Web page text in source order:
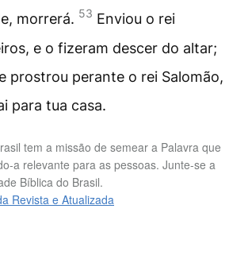
morrerá. 53 Enviou o rei
e o fizeram descer do altar;
prostrou perante o rei Salomão,
para tua casa.
tem a missão de semear a Palavra que
a relevante para as pessoas. Junte-se a
Bíblica do Brasil.
Revista e Atualizada